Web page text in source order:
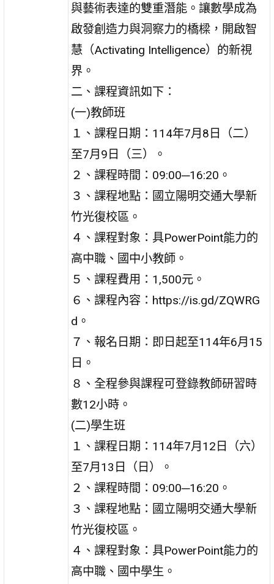
與藝術表達的雙重潛能。讓數學成為
啟發創造力與洞察力的橋樑，開啟智
慧（Activating Intelligence）的新視
界。
二、課程資訊如下：
(一)教師班
１、課程日期：114年7月8日（二）
至7月9日（三）。
２、課程時間：09:00─16:20。
３、課程地點：國立陽明交通大學新
竹光復校區。
４、課程對象：具PowerPoint能力的
高中職、國中小教師。
５、課程費用：1,500元。
６、課程內容：https://is.gd/ZQWRG
d。
７、報名日期：即日起至114年6月15
日。
８、全程參與課程可登錄教師研習時
數12小時。
(二)學生班
１、課程日期：114年7月12日（六）
至7月13日（日）。
２、課程時間：09:00─16:20。
３、課程地點：國立陽明交通大學新
竹光復校區。
４、課程對象：具PowerPoint能力的
高中職、國中學生。